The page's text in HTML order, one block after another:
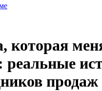
которая
реальные